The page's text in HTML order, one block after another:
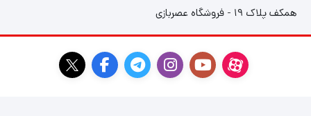
همکف پلاک 19 - فروشگاه عصربازی